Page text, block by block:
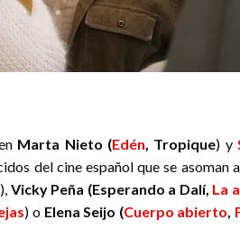
Marta Nieto (Edén, Tropique) y
del cine español que se asoman
), Vicky Peña (Esperando a Dalí, La
) o Elena Seijo (Cuerpo abierto,